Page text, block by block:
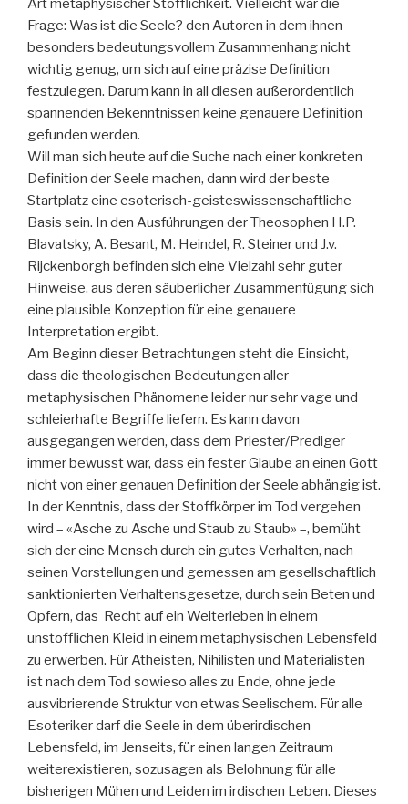
Art metaphysischer Stofflichkeit. Vielleicht war die
Frage: Was ist die Seele? den Autoren in dem ihnen
besonders bedeutungsvollem Zusammenhang nicht
wichtig genug, um sich auf eine präzise Definition
festzulegen. Darum kann in all diesen außerordentlich
spannenden Bekenntnissen keine genauere Definition
gefunden werden.
Will man sich heute auf die Suche nach einer konkreten
Definition der Seele machen, dann wird der beste
Startplatz eine esoterisch-geisteswissenschaftliche
Basis sein. In den Ausführungen der Theosophen H.P.
Blavatsky, A. Besant, M. Heindel, R. Steiner und J.v.
Rijckenborgh befinden sich eine Vielzahl sehr guter
Hinweise, aus deren säuberlicher Zusammenfügung sich
eine plausible Konzeption für eine genauere
Interpretation ergibt.
Am Beginn dieser Betrachtungen steht die Einsicht,
dass die theologischen Bedeutungen aller
metaphysischen Phänomene leider nur sehr vage und
schleierhafte Begriffe liefern. Es kann davon
ausgegangen werden, dass dem Priester/Prediger
immer bewusst war, dass ein fester Glaube an einen Gott
nicht von einer genauen Definition der Seele abhängig ist.
In der Kenntnis, dass der Stoffkörper im Tod vergehen
wird – «Asche zu Asche und Staub zu Staub» –, bemüht
sich der eine Mensch durch ein gutes Verhalten, nach
seinen Vorstellungen und gemessen am gesellschaftlich
sanktionierten Verhaltensgesetze, durch sein Beten und
Opfern, das Recht auf ein Weiterleben in einem
unstofflichen Kleid in einem metaphysischen Lebensfeld
zu erwerben. Für Atheisten, Nihilisten und Materialisten
ist nach dem Tod sowieso alles zu Ende, ohne jede
ausvibrierende Struktur von etwas Seelischem. Für alle
Esoteriker darf die Seele in dem überirdischen
Lebensfeld, im Jenseits, für einen langen Zeitraum
weiterexistieren, sozusagen als Belohnung für alle
bisherigen Mühen und Leiden im irdischen Leben. Dieses